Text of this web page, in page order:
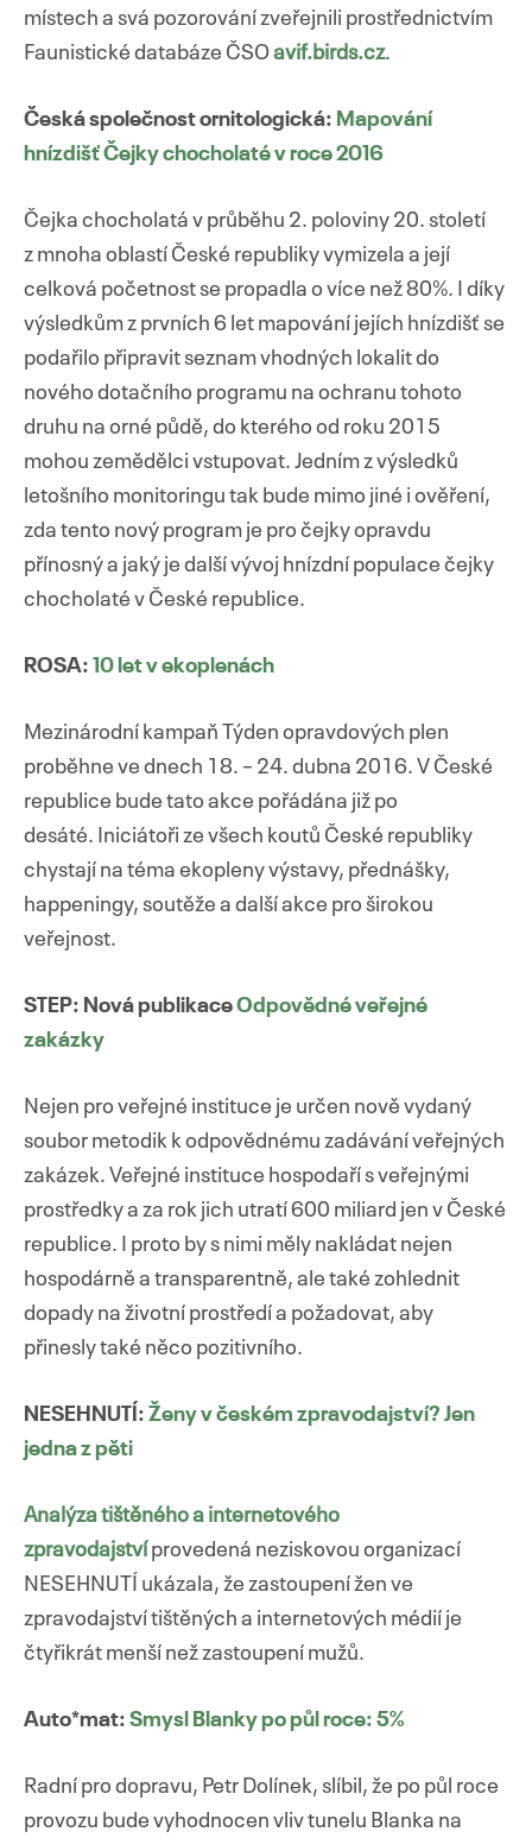
místech a svá pozorování zveřejnili prostřednictvím
Faunistické databáze ČSOavif.birds.cz.
Česká společnost ornitologická: Mapování
hnízdišť Čejky chocholaté v roce 2016
Čejka chocholatá v průběhu 2. poloviny 20. století
z mnoha oblastí České republiky vymizela a její
celková početnost se propadla o více než 80%. I díky
výsledkům z prvních 6 let mapování jejích hnízdišť se
podařilo připravit seznam vhodných lokalit do
nového dotačního programu na ochranu tohoto
druhu na orné půdě, do kterého od roku 2015
mohou zemědělci vstupovat. Jedním z výsledků
letošního monitoringu tak bude mimo jiné i ověření,
zda tento nový program je pro čejky opravdu
přínosný a jaký je další vývoj hnízdní populace čejky
chocholaté v České republice.
ROSA: 10 let v ekoplenách
Mezinárodní kampaň Týden opravdových plen
proběhne ve dnech 18. – 24. dubna 2016. V České
republice bude tato akce pořádána již po
desáté. Iniciátoři ze všech koutů České republiky
chystají na téma ekopleny výstavy, přednášky,
happeningy, soutěže a další akce pro širokou
veřejnost.
STEP: Nová publikaceOdpovědné veřejné
zakázky
Nejen pro veřejné instituce je určen nově vydaný
soubor metodik k odpovědnému zadávání veřejných
zakázek. Veřejné instituce hospodaří s veřejnými
prostředky a za rok jich utratí 600 miliard jen v České
republice. I proto by s nimi měly nakládat nejen
hospodárně a transparentně, ale také zohlednit
dopady na životní prostředí a požadovat, aby
přinesly také něco pozitivního.
NESEHNUTÍ: Ženy v českém zpravodajství? Jen
jedna z pěti
Analýza tištěného a internetového
zpravodajství provedená neziskovou organizací
NESEHNUTÍ ukázala, že zastoupení žen ve
zpravodajství tištěných a internetových médií je
čtyřikrát menší než zastoupení mužů.
Auto*mat: Smysl Blanky po půl roce: 5%
Radní pro dopravu, Petr Dolínek, slíbil, že po půl roce
provozu bude vyhodnocen vliv tunelu Blanka na